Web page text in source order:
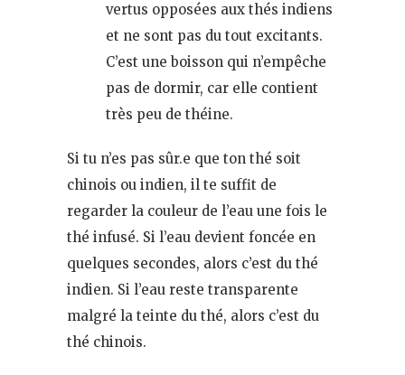
vertus opposées aux thés indiens
et ne sont pas du tout excitants.
C’est une boisson qui n’empêche
pas de dormir, car elle contient
très peu de théine.
Si tu n’es pas sûr.e que ton thé soit
chinois ou indien, il te suffit de
regarder la couleur de l’eau une fois le
thé infusé. Si l’eau devient foncée en
quelques secondes, alors c’est du thé
indien. Si l’eau reste transparente
malgré la teinte du thé, alors c’est du
thé chinois.